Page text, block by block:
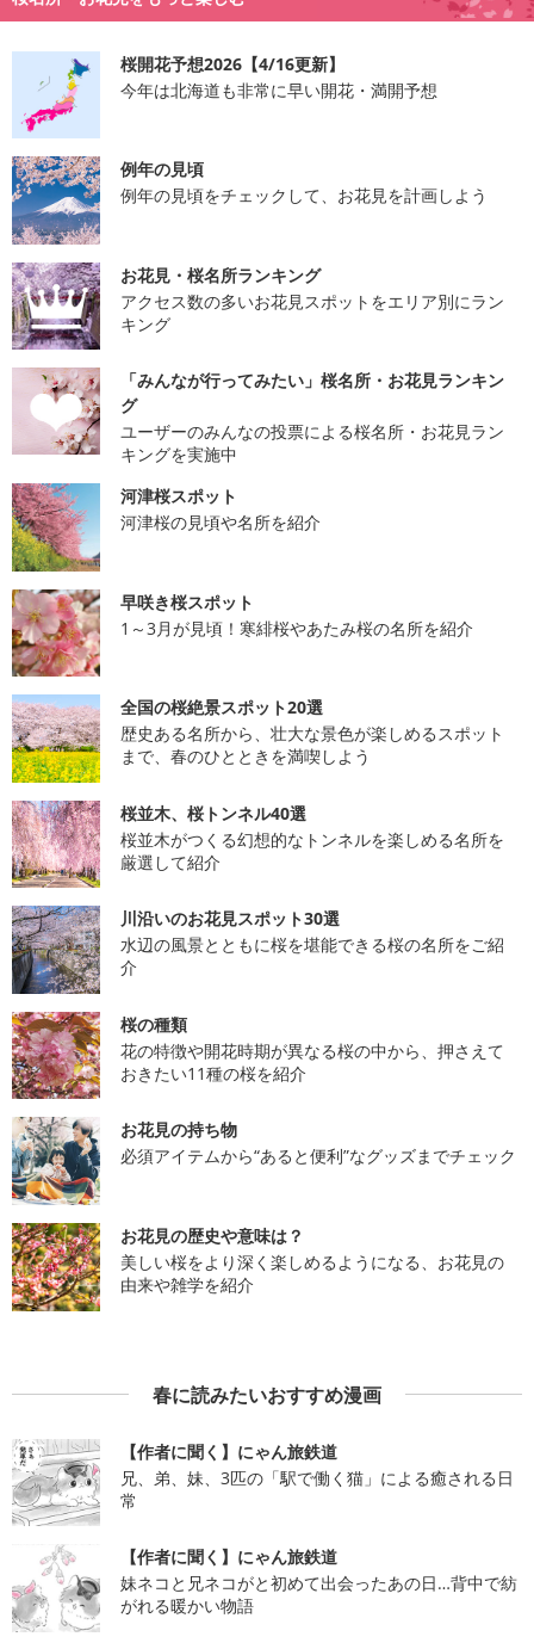
桜開花予想2026【4/16更新】
今年は北海道も非常に早い開花・満開予想
例年の見頃
例年の見頃をチェックして、お花見を計画しよう
お花見・桜名所ランキング
アクセス数の多いお花見スポットをエリア別にラン
キング
「みんなが行ってみたい」桜名所・お花見ランキン
グ
ユーザーのみんなの投票による桜名所・お花見ラン
キングを実施中
河津桜スポット
河津桜の見頃や名所を紹介
早咲き桜スポット
1～3月が見頃！寒緋桜やあたみ桜の名所を紹介
全国の桜絶景スポット20選
歴史ある名所から、壮大な景色が楽しめるスポット
まで、春のひとときを満喫しよう
桜並木、桜トンネル40選
桜並木がつくる幻想的なトンネルを楽しめる名所を
厳選して紹介
川沿いのお花見スポット30選
水辺の風景とともに桜を堪能できる桜の名所をご紹
介
桜の種類
花の特徴や開花時期が異なる桜の中から、押さえて
おきたい11種の桜を紹介
お花見の持ち物
必須アイテムから“あると便利”なグッズまでチェック
お花見の歴史や意味は？
美しい桜をより深く楽しめるようになる、お花見の
由来や雑学を紹介
春に読みたいおすすめ漫画
【作者に聞く】にゃん旅鉄道
兄、弟、妹、3匹の「駅で働く猫」による癒される日
常
【作者に聞く】にゃん旅鉄道
妹ネコと兄ネコがと初めて出会ったあの日…背中で紡
がれる暖かい物語